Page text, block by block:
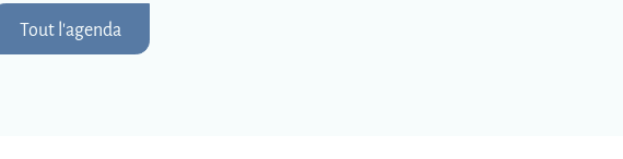
Tout l'agenda